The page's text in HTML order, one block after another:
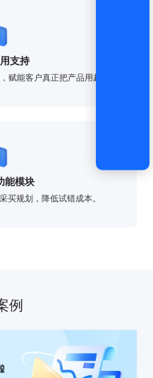
支持
赋能客户真正把产品用起来。
能模块
买规划，降低试错成本。
例